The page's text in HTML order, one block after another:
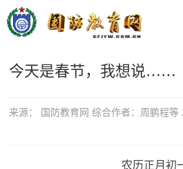
首
页
今天是春节，我想说……
来源： 国防教育网 综合作者：周鹏程等
农历正月初